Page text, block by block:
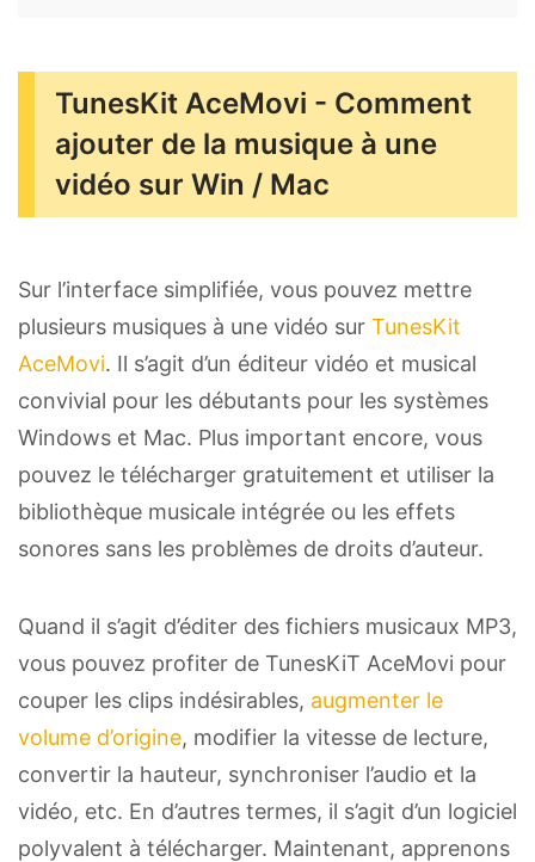
TunesKit AceMovi - Comment
ajouter de la musique à une
vidéo sur Win / Mac
Sur l’interface simplifiée, vous pouvez mettre
plusieurs musiques à une vidéo sur TunesKit
AceMovi. Il s’agit d’un éditeur vidéo et musical
convivial pour les débutants pour les systèmes
Windows et Mac. Plus important encore, vous
pouvez le télécharger gratuitement et utiliser la
bibliothèque musicale intégrée ou les effets
sonores sans les problèmes de droits d’auteur.
Quand il s’agit d’éditer des fichiers musicaux MP3,
vous pouvez profiter de TunesKiT AceMovi pour
couper les clips indésirables, augmenter le
volume d’origine, modifier la vitesse de lecture,
convertir la hauteur, synchroniser l’audio et la
vidéo, etc. En d’autres termes, il s’agit d’un logiciel
polyvalent à télécharger. Maintenant, apprenons